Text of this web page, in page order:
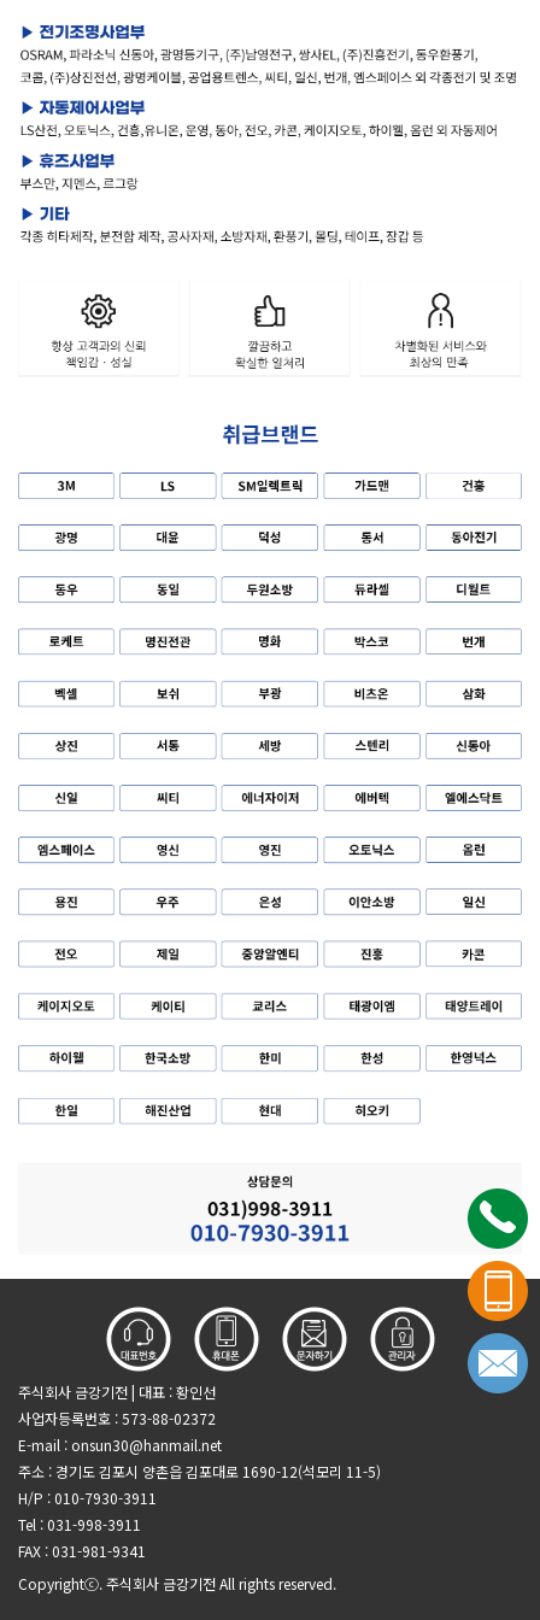
주식회사 금강기전 | 대표 : 황인선
사업자등록번호 : 573-88-02372
E-mail : onsun30@hanmail.net
주소 : 경기도 김포시 양촌읍 김포대로 1690-12(석모리 11-5)
H/P : 010-7930-3911
Tel : 031-998-3911
FAX : 031-981-9341
Copyrightⓒ. 주식회사 금강기전 All rights reserved.